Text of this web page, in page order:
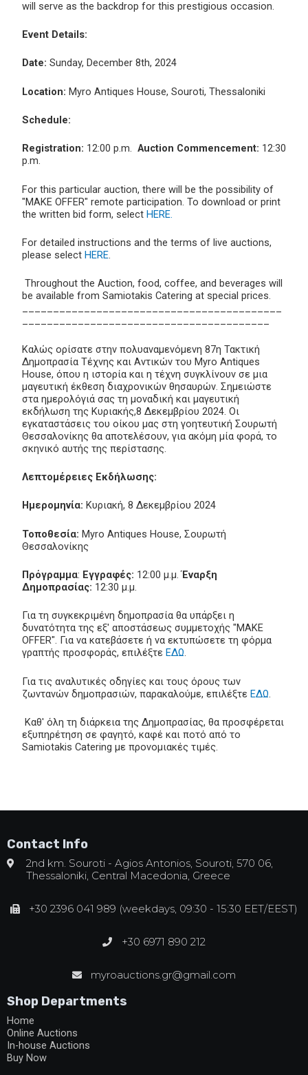
will serve as the backdrop for this prestigious occasion.
Event Details:
Date: Sunday, December 8th, 2024
Location: Myro Antiques House, Souroti, Thessaloniki
Schedule:
Registration: 12:00 p.m. Auction Commencement: 12:30
p.m.
For this particular auction, there will be the possibility of
"MAKE OFFER" remote participation. To download or print
the written bid form, select HERE.
For detailed instructions and the terms of live auctions,
please select HERE.
Throughout the Auction, food, coffee, and beverages will
be available from Samiotakis Catering at special prices.
Καλώς ορίσατε στην πολυαναμενόμενη 87η Τακτική
Δημοπρασία Τέχνης και Αντικών του Myro Antiques
House, όπου η ιστορία και η τέχνη συγκλίνουν σε μια
μαγευτική έκθεση διαχρονικών θησαυρών. Σημειώστε
στα ημερολόγιά σας τη μοναδική και μαγευτική
εκδήλωση της Κυριακής,8 Δεκεμβρίου 2024. Οι
εγκαταστάσεις του οίκου μας στη γοητευτική Σουρωτή
Θεσσαλονίκης θα αποτελέσουν, για ακόμη μία φορά, το
σκηνικό αυτής της περίστασης.
Λεπτομέρειες Εκδήλωσης:
Ημερομηνία: Κυριακή, 8 Δεκεμβρίου 2024
Τοποθεσία: Myro Antiques House, Σουρωτή
Θεσσαλονίκης
Πρόγραμμα: Εγγραφές: 12:00 μ.μ.Έναρξη
Δημοπρασίας: 12:30 μ.μ.
Για τη συγκεκριμένη δημοπρασία θα υπάρξει η
δυνατότητα της εξ' αποστάσεως συμμετοχής "MAKE
OFFER". Για να κατεβάσετε ή να εκτυπώσετε τη φόρμα
γραπτής προσφοράς, επιλέξτε ΕΔΩ.
Για τις αναλυτικές οδηγίες και τους όρους των
ζωντανών δημοπρασιών, παρακαλούμε, επιλέξτε ΕΔΩ.
Καθ' όλη τη διάρκεια της Δημοπρασίας, θα προσφέρεται
εξυπηρέτηση σε φαγητό, καφέ και ποτό από το
Samiotakis Catering με προνομιακές τιμές.
Contact Info
2nd km. Souroti - Agios Antonios, Souroti, 570 06,
Thessaloniki, Central Macedonia, Greece
+30 2396 041 989 (weekdays, 09:30 - 15:30 EET/EEST)
+30 6971 890 212
myroauctions.gr@gmail.com
Shop Departments
Home
Online Auctions
In-house Auctions
Buy Now